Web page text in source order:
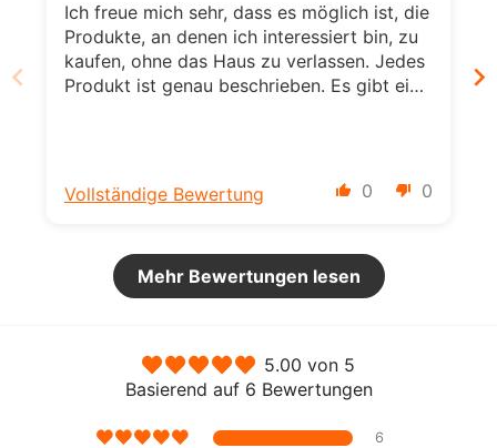
Ich freue mich sehr, dass es möglich ist, die
Produkte, an denen ich interessiert bin, zu
kaufen, ohne das Haus zu verlassen. Jedes
Produkt ist genau beschrieben. Es gibt eine
0 0
Vollständige Bewertung
Mehr Bewertungen lesen
5.00 von 5
Basierend auf 6 Bewertungen
6